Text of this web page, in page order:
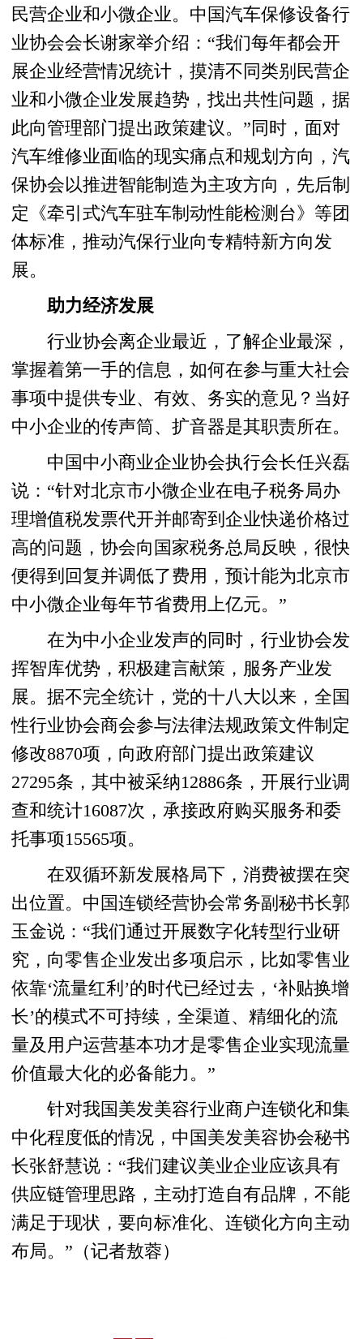
民营企业和小微企业。中国汽车保修设备行
业协会会长谢家举介绍：“我们每年都会开
展企业经营情况统计，摸清不同类别民营企
业和小微企业发展趋势，找出共性问题，据
此向管理部门提出政策建议。”同时，面对
汽车维修业面临的现实痛点和规划方向，汽
保协会以推进智能制造为主攻方向，先后制
定《牵引式汽车驻车制动性能检测台》等团
体标准，推动汽保行业向专精特新方向发
展。
助力经济发展
行业协会离企业最近，了解企业最深，
掌握着第一手的信息，如何在参与重大社会
事项中提供专业、有效、务实的意见？当好
中小企业的传声筒、扩音器是其职责所在。
中国中小商业企业协会执行会长任兴磊
说：“针对北京市小微企业在电子税务局办
理增值税发票代开并邮寄到企业快递价格过
高的问题，协会向国家税务总局反映，很快
便得到回复并调低了费用，预计能为北京市
中小微企业每年节省费用上亿元。”
在为中小企业发声的同时，行业协会发
挥智库优势，积极建言献策，服务产业发
展。据不完全统计，党的十八大以来，全国
性行业协会商会参与法律法规政策文件制定
修改8870项，向政府部门提出政策建议
27295条，其中被采纳12886条，开展行业调
查和统计16087次，承接政府购买服务和委
托事项15565项。
在双循环新发展格局下，消费被摆在突
出位置。中国连锁经营协会常务副秘书长郭
玉金说：“我们通过开展数字化转型行业研
究，向零售企业发出多项启示，比如零售业
依靠‘流量红利’的时代已经过去，‘补贴换增
长’的模式不可持续，全渠道、精细化的流
量及用户运营基本功才是零售企业实现流量
价值最大化的必备能力。”
针对我国美发美容行业商户连锁化和集
中化程度低的情况，中国美发美容协会秘书
长张舒慧说：“我们建议美业企业应该具有
供应链管理思路，主动打造自有品牌，不能
满足于现状，要向标准化、连锁化方向主动
布局。”（记者敖蓉）